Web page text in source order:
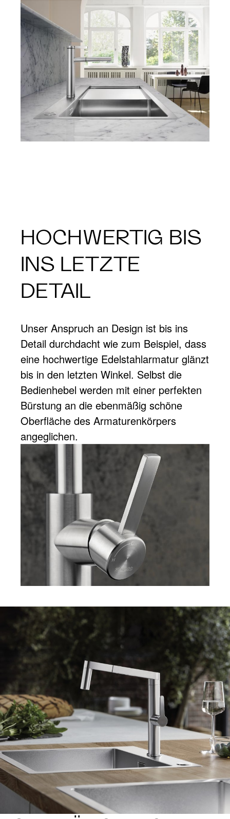
HOCHWERTIG BIS
INS LETZTE
DETAIL
Unser Anspruch an Design ist bis ins
Detail durchdacht wie zum Beispiel, dass
eine hochwertige Edelstahlarmatur glänzt
bis in den letzten Winkel. Selbst die
Bedienhebel werden mit einer perfekten
Bürstung an die ebenmäßig schöne
Oberfläche des Armaturenkörpers
angeglichen.
0